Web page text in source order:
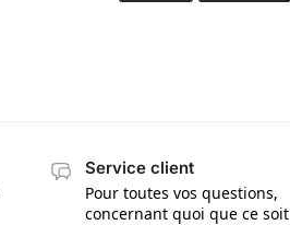
Service client
Pour toutes vos questions,
concernant quoi que ce soit